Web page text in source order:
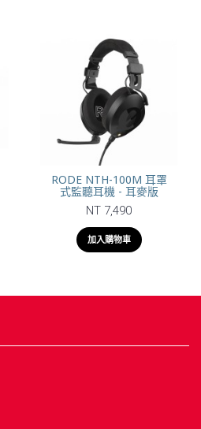
RODE NTH-100M 耳罩
式監聽耳機 - 耳麥版
NT 7,490
加入購物車